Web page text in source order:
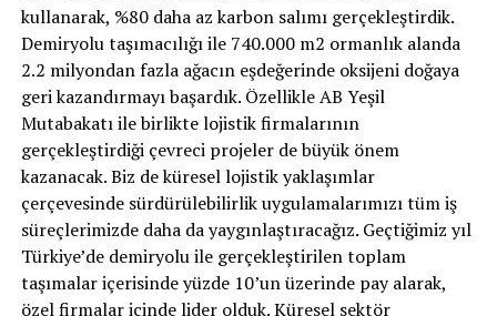
kullanarak, %80 daha az karbon salımı gerçekleştirdik.
Demiryolu taşımacılığı ile 740.000 m2 ormanlık alanda
2.2 milyondan fazla ağacın eşdeğerinde oksijeni doğaya
geri kazandırmayı başardık. Özellikle AB Yeşil
Mutabakatı ile birlikte lojistik firmalarının
gerçekleştirdiği çevreci projeler de büyük önem
kazanacak. Biz de küresel lojistik yaklaşımlar
çerçevesinde sürdürülebilirlik uygulamalarımızı tüm iş
süreçlerimizde daha da yaygınlaştıracağız. Geçtiğimiz yıl
Türkiye’de demiryolu ile gerçekleştirilen toplam
taşımalar içerisinde yüzde 10’un üzerinde pay alarak,
özel firmalar içinde lider olduk. Küresel sektör